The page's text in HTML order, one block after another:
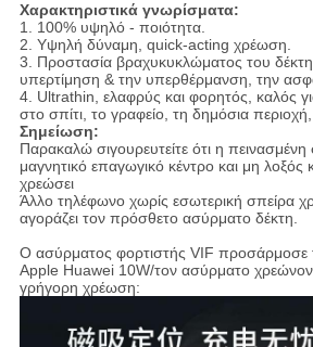
Χαρακτηριστικά γνωρίσματα:
1. 100% υψηλό - ποιότητα.
2. Υψηλή δύναμη, quick-acting χρέωση.
3. Προστασία βραχυκυκλώματος του
υπερτίμηση & την υπερθέρμανση, την
4. Ultrathin, ελαφρύς και φορητός, καλός
στο σπίτι, το γραφείο, τη δημόσια
Σημείωση:
Παρακαλώ σιγουρευτείτε ότι η πεινασμένη
μαγνητικό επαγωγικό κέντρο και μη
χρεώσει
Άλλο τηλέφωνο χωρίς εσωτερική σπείρα
αγοράζει τον πρόσθετο ασύρματο δέκτη.
Ο ασύρματος φορτιστής VIF προσάρμοσε
Apple Huawei 10W/τον ασύρματο
γρήγορη χρέωση: